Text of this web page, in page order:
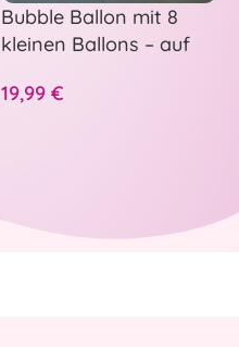
Bubble Ballon mit 8
kleinen Ballons – auf
19,99 €